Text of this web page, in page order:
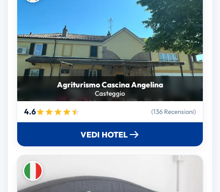
Agriturismo Cascina Angelina
Casteggio
4.6 (136 Recensioni)
VEDI HOTEL